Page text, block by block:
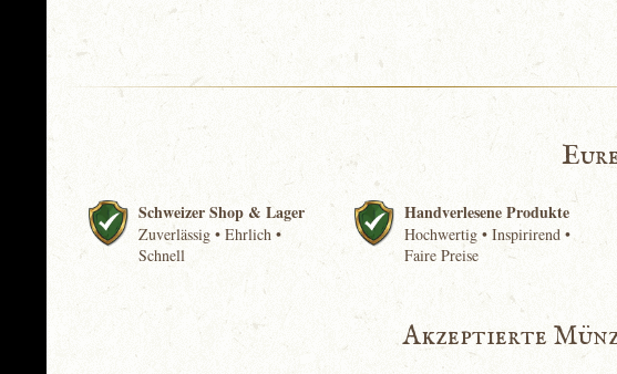
Schweizer Shop & Lager
Zuverlässig • Ehrlich •
Schnell
Handverlesene Produkte
Hochwertig • Inspirirend •
Faire Preise
Akzeptierte